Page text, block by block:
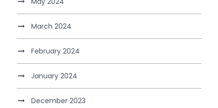
March 2024
February 2024
January 2024
December 2023